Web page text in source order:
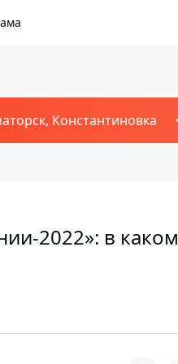
Константиновка
2022»: в каком